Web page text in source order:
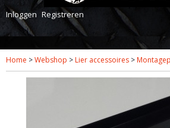
Inloggen Registreren
Home >Webshop > Lier accessoires >